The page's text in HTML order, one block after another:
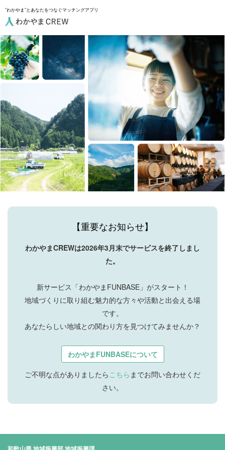
”わかやま”とあなたをつなぐマッチングアプリ
【重要なお知らせ】
わかやまCREWは2026年3月末でサービスを終了しまし
た。
新サービス「わかやまFUNBASE」がスタート！
地域づくりに取り組む魅力的な方々や活動と出会える場
です。
あなたらしい地域との関わり方を見つけてみませんか？
わかやまFUNBASEについて
ご不明な点がありましたら こちら までお問い合わせくだ
さい。